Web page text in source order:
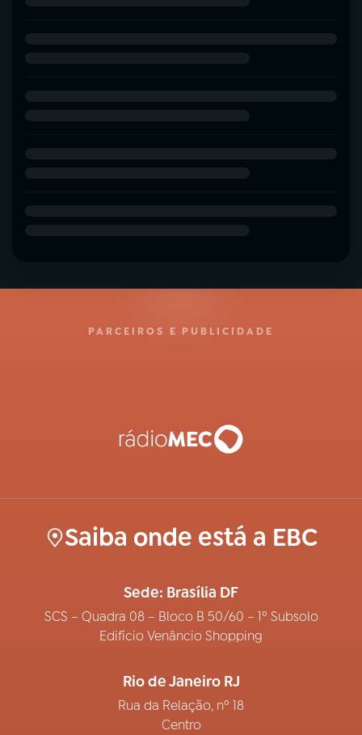
PARCEIROS E PUBLICIDADE
Saiba onde está a EBC
Sede: Brasília DF
SCS – Quadra 08 – Bloco B 50/60 – 1º Subsolo
Edifício Venâncio Shopping
Rio de Janeiro RJ
Rua da Relação, nº 18
Centro